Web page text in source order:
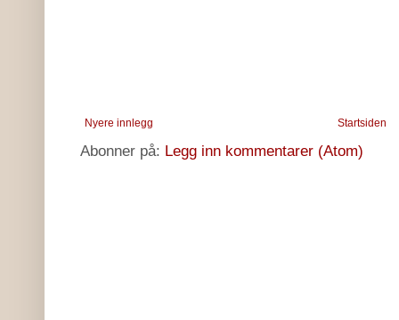
Nyere innlegg Startsiden
Abonner på: Legg inn kommentarer (Atom)